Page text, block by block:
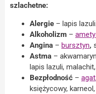
szlachetne:
Alergie – lapis lazuli.
Alkoholizm –
Angina – bursztyn,
Astma –
lapis lazuli,
Bezpłodność – agat
księżycowy,